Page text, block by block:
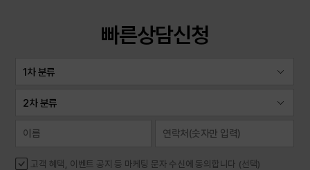
빠른상담신청
고객 혜택, 이벤트 공지 등 마케팅 문자 수신에 동의합니다 (선택)